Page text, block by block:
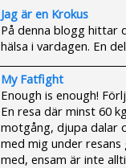
Jag är en Krokus
På denna blogg hittar
hälsa i vardagen. En
My Fatfight
Enough is enough!
En resa där minst 60
motgång, djupa dalar
med mig under
med, ensam är inte